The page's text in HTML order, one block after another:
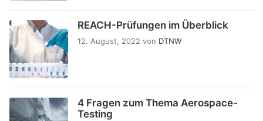
REACH-Prüfungen im Überblick
12. August, 2022 von DTNW
4 Fragen zum Thema Aerospace-
Testing